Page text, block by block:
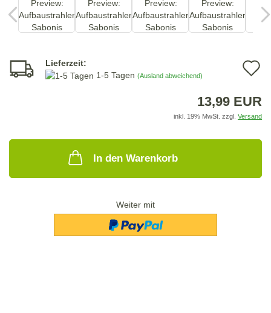
Lieferzeit:
1-5 Tagen (Ausland abweichend)
13,99 EUR
inkl. 19% MwSt. zzgl. Versand
In den Warenkorb
Weiter mit